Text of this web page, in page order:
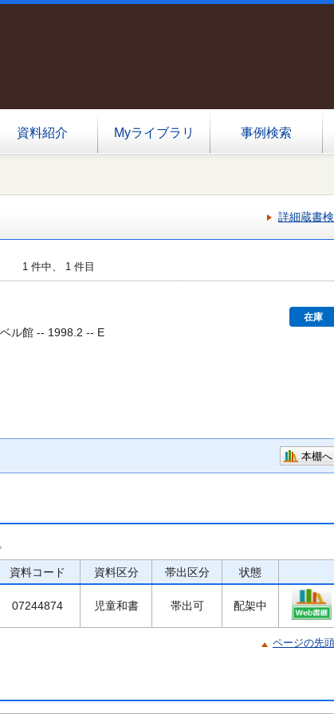
資料紹介 Myライブラリ 事例検索
詳細蔵書
1 件中、 1 件目
在庫
ル館 -- 1998.2 -- E
本棚へ
資料コード 資料区分 帯出区分 状態
07244874 児童和書 帯出可 配架中
ページの先